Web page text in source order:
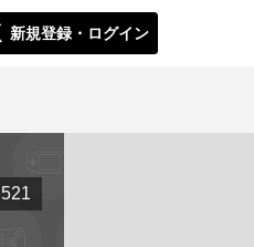
新規登録・ログイン
521